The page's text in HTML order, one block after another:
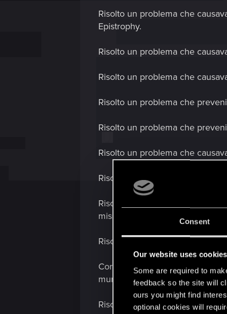
Consent
Our website uses cookies
Some are required to
feedback so the site will
ours you might find
optional cookies will
Risolto un problema che
Epistrophy.
Risolto un problema che
Risolto un problema che
Risolto un problema che
Risolto un problema che
Risolto un problema che
Risolto un problema che poteva
Risolto un problema che
missione in A Day in the Life.
Risolto un problema che
Corretti retro-compatibilmente i
muro invisibile in Automatic
Risolto un problema che